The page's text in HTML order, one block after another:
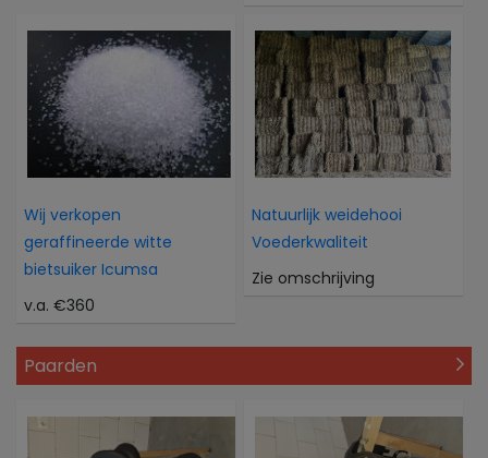
Wij verkopen
geraffineerde witte
bietsuiker Icumsa
v.a. €360
Natuurlijk weidehooi
Voederkwaliteit
Zie omschrijving
Paarden